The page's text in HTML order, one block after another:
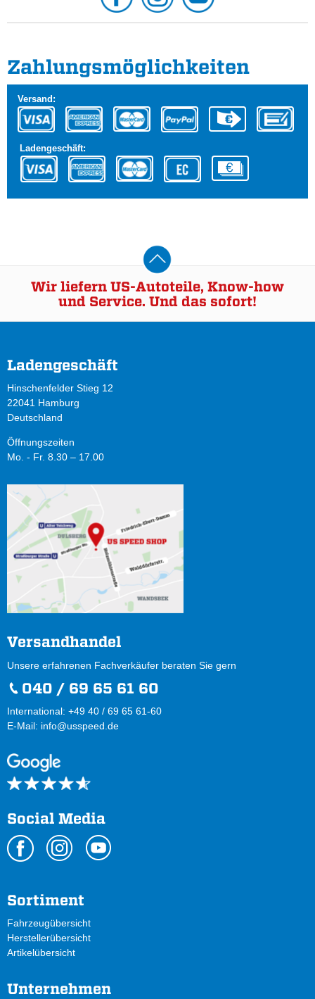
Zahlungs­möglichkeiten
Versand:
Ladengeschäft:
Wir liefern US-Autoteile, Know-how
und Service. Und das sofort!
Ladengeschäft
Hinschenfelder Stieg 12
22041 Hamburg
Deutschland
Öffnungszeiten
Mo. - Fr. 8.30 – 17.00
Versandhandel
Unsere erfahrenen Fachverkäufer beraten Sie gern
040 / 69 65 61 60
International: +49 40 / 69 65 61-60
E-Mail: info@usspeed.de
Social Media
Sortiment
Fahrzeugübersicht
Herstellerübersicht
Artikelübersicht
Unternehmen